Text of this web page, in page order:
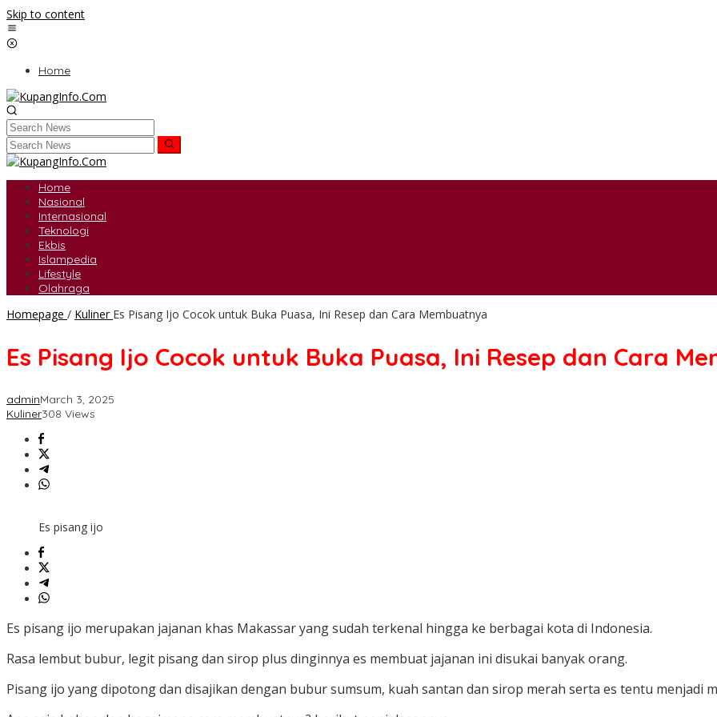
Skip to content
Home
Home
Nasional
Internasional
Teknologi
Ekbis
Islampedia
Lifestyle
Olahraga
Homepage / Kuliner Es Pisang Ijo Cocok untuk Buka Puasa, Ini Resep dan Cara Membuatnya
Es Pisang Ijo Cocok untuk Buka Puasa, Ini Resep dan Cara
adminMarch 3, 2025
Kuliner308 Views
Es pisang ijo
Es pisang ijo merupakan jajanan khas Makassar yang sudah terkenal hingga ke berbagai kota di Indonesia.
Rasa lembut bubur, legit pisang dan sirop plus dinginnya es membuat jajanan ini disukai banyak orang.
Pisang ijo yang dipotong dan disajikan dengan bubur sumsum, kuah santan dan sirop merah serta es tentu menjadi